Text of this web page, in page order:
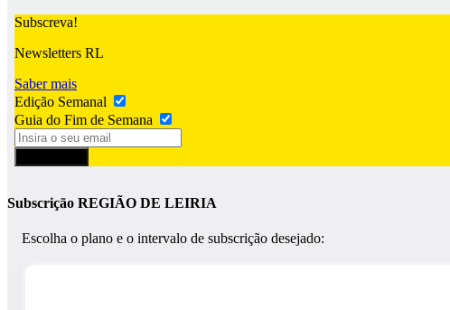
Subscreva!
Newsletters RL
Saber mais
Edição Semanal
Guia do Fim de Semana
Subscrição REGIÃO DE LEIRIA
Escolha o plano e o intervalo de subscrição desejado: